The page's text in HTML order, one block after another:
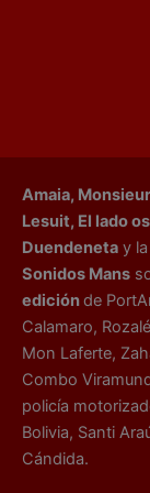
Amaia,
Lesuit, El lado
Duendeneta y
Sonidos Mans
ediciónde
Calamaro,
Mon Laferte,
Combo
policía
Bolivia, Santi
Cándida.